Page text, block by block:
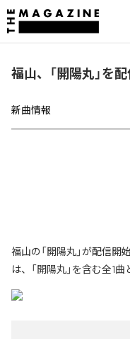
福山、「開陽丸」を
新曲情報
福山の「開陽丸」が配信
は、「開陽丸」を含む全1曲